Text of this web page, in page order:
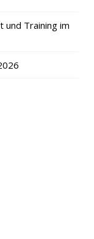
und Training im